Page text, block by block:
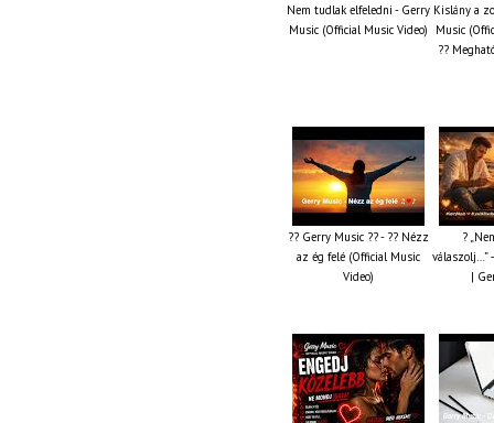
Nem tudlak elfeledni - Gerry
Music (Official Music Video)
Kislány a
Music
??
?? Gerry Music ?? - ?? Nézz
az ég felé (Official Music
Video)
?
válaszolj…”
|